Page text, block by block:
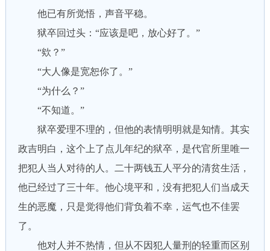
他已有所觉悟，声音平稳。
狱卒回过头：“应该是吧，放心好了。”
“欸？”
“大人像是宽恕你了。”
“为什么？”
“不知道。”
狱卒爱理不理的，但他的表情明明就是知情。其实
政吉明白，这个上了点儿年纪的狱卒，是代官所里唯一
把犯人当人对待的人。二十两钱五人平分的清贫生活，
他已经过了三十年。他心境平和，没有把犯人们当成天
生的恶魔，只是觉得他们背负着不幸，运气也不佳罢
了。
他对人并不热情，但从不因犯人量刑的轻重而区别